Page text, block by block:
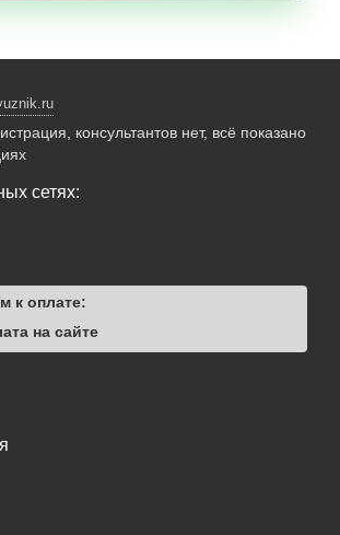
консультантов нет, всё показано
сетях:
к оплате: